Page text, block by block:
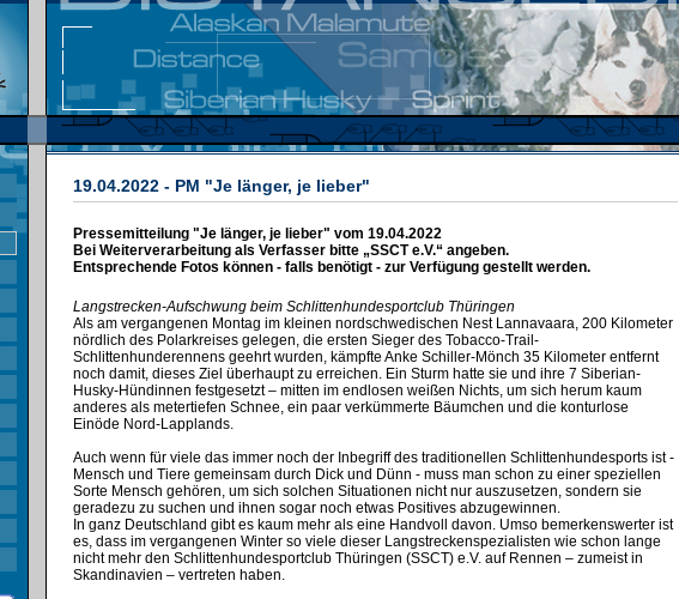
19.04.2022 - PM "Je länger, je lieber"
Pressemitteilung "Je länger, je lieber" vom 19.04.2022
Bei Weiterverarbeitung als Verfasser bitte „SSCT e.V.“ angeben.
Entsprechende Fotos können - falls benötigt - zur Verfügung gestellt werden.
Langstrecken-Aufschwung beim Schlittenhundesportclub Thüringen
Als am vergangenen Montag im kleinen nordschwedischen Nest Lannavaara, 200 Kilometer
nördlich des Polarkreises gelegen, die ersten Sieger des Tobacco-Trail-
Schlittenhunderennens geehrt wurden, kämpfte Anke Schiller-Mönch 35 Kilometer entfernt
noch damit, dieses Ziel überhaupt zu erreichen. Ein Sturm hatte sie und ihre 7 Siberian-
Husky-Hündinnen festgesetzt – mitten im endlosen weißen Nichts, um sich herum kaum
anderes als metertiefen Schnee, ein paar verkümmerte Bäumchen und die konturlose
Einöde Nord-Lapplands.
Auch wenn für viele das immer noch der Inbegriff des traditionellen Schlittenhundesports ist -
Mensch und Tiere gemeinsam durch Dick und Dünn - muss man schon zu einer speziellen
Sorte Mensch gehören, um sich solchen Situationen nicht nur auszusetzen, sondern sie
geradezu zu suchen und ihnen sogar noch etwas Positives abzugewinnen.
In ganz Deutschland gibt es kaum mehr als eine Handvoll davon. Umso bemerkenswerter ist
es, dass im vergangenen Winter so viele dieser Langstreckenspezialisten wie schon lange
nicht mehr den Schlittenhundesportclub Thüringen (SSCT) e.V. auf Rennen – zumeist in
Skandinavien – vertreten haben.